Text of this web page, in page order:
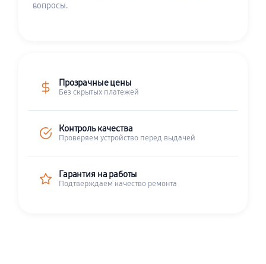
вопросы.
Прозрачные цены
Без скрытых платежей
Контроль качества
Проверяем устройство перед выдачей
Гарантия на работы
Подтверждаем качество ремонта